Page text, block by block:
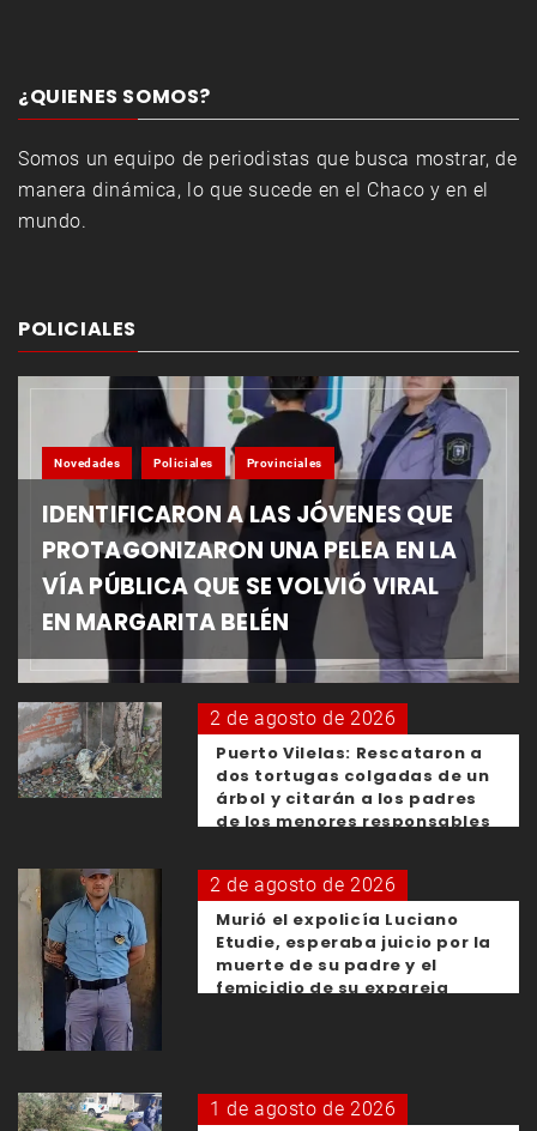
¿QUIENES SOMOS?
Somos un equipo de periodistas que busca mostrar, de
manera dinámica, lo que sucede en el Chaco y en el
mundo.
POLICIALES
Novedades Policiales Provinciales
IDENTIFICARON A LAS JÓVENES QUE
PROTAGONIZARON UNA PELEA EN LA
VÍA PÚBLICA QUE SE VOLVIÓ VIRAL
EN MARGARITA BELÉN
2 de agosto de 2026
Puerto Vilelas: Rescataron a
dos tortugas colgadas de un
árbol y citarán a los padres
de los menores responsables
2 de agosto de 2026
Murió el expolicía Luciano
Etudie, esperaba juicio por la
muerte de su padre y el
femicidio de su expareja
1 de agosto de 2026